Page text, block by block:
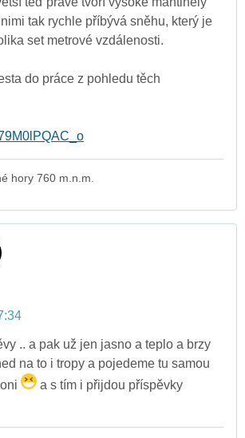
tak rychle příbývá sněhu, který je
set metrové vzdálenosti.
do práce z pohledu těch
hory 760 m.n.m.
.. a pak už jen jasno a teplo a brzy
na to i tropy a pojedeme tu samou
a s tím i přijdou příspěvky